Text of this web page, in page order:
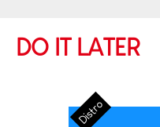
DO IT LATER